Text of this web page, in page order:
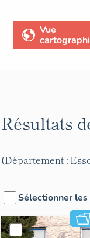
Vue
Résultats
(Département :
Sélectionner